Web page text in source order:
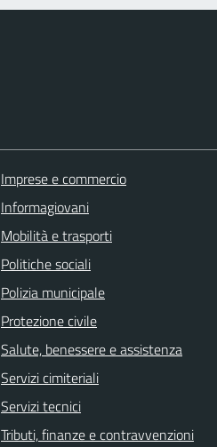
Imprese e commercio
Informagiovani
Mobilità e trasporti
Politiche sociali
Polizia municipale
Protezione civile
Salute, benessere e assistenza
Servizi cimiteriali
Servizi tecnici
Tributi, finanze e contravvenzioni